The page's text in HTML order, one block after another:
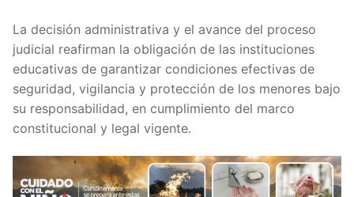
La decisión administrativa y el avance del proceso
judicial reafirman la obligación de las instituciones
educativas de garantizar condiciones efectivas de
seguridad, vigilancia y protección de los menores bajo
su responsabilidad, en cumplimiento del marco
constitucional y legal vigente.